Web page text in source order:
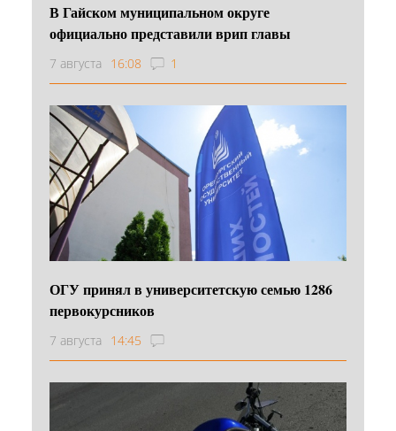
В Гайском муниципальном округе
официально представили врип главы
7 августа 16:08 1
ОГУ принял в университетскую семью 1286
первокурсников
7 августа 14:45